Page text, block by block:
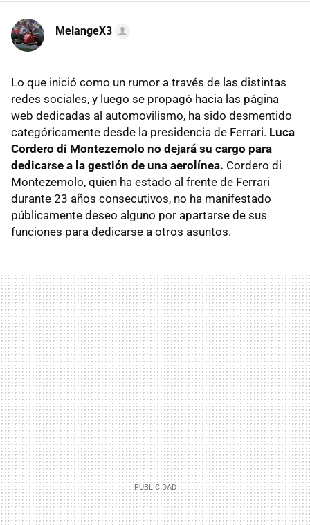
MelangeX3
Lo que inició como un rumor a través de las distintas
redes sociales, y luego se propagó hacia las página
web dedicadas al automovilismo, ha sido desmentido
categóricamente desde la presidencia de Ferrari. Luca
Cordero di Montezemolo no dejará su cargo para
dedicarse a la gestión de una aerolínea. Cordero di
Montezemolo, quien ha estado al frente de Ferrari
durante 23 años consecutivos, no ha manifestado
públicamente deseo alguno por apartarse de sus
funciones para dedicarse a otros asuntos.